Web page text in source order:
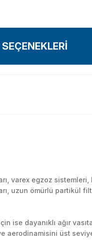
varex egzoz
uzun ömürlü partikül
ise dayanıklı ağır
aerodinamisini üst